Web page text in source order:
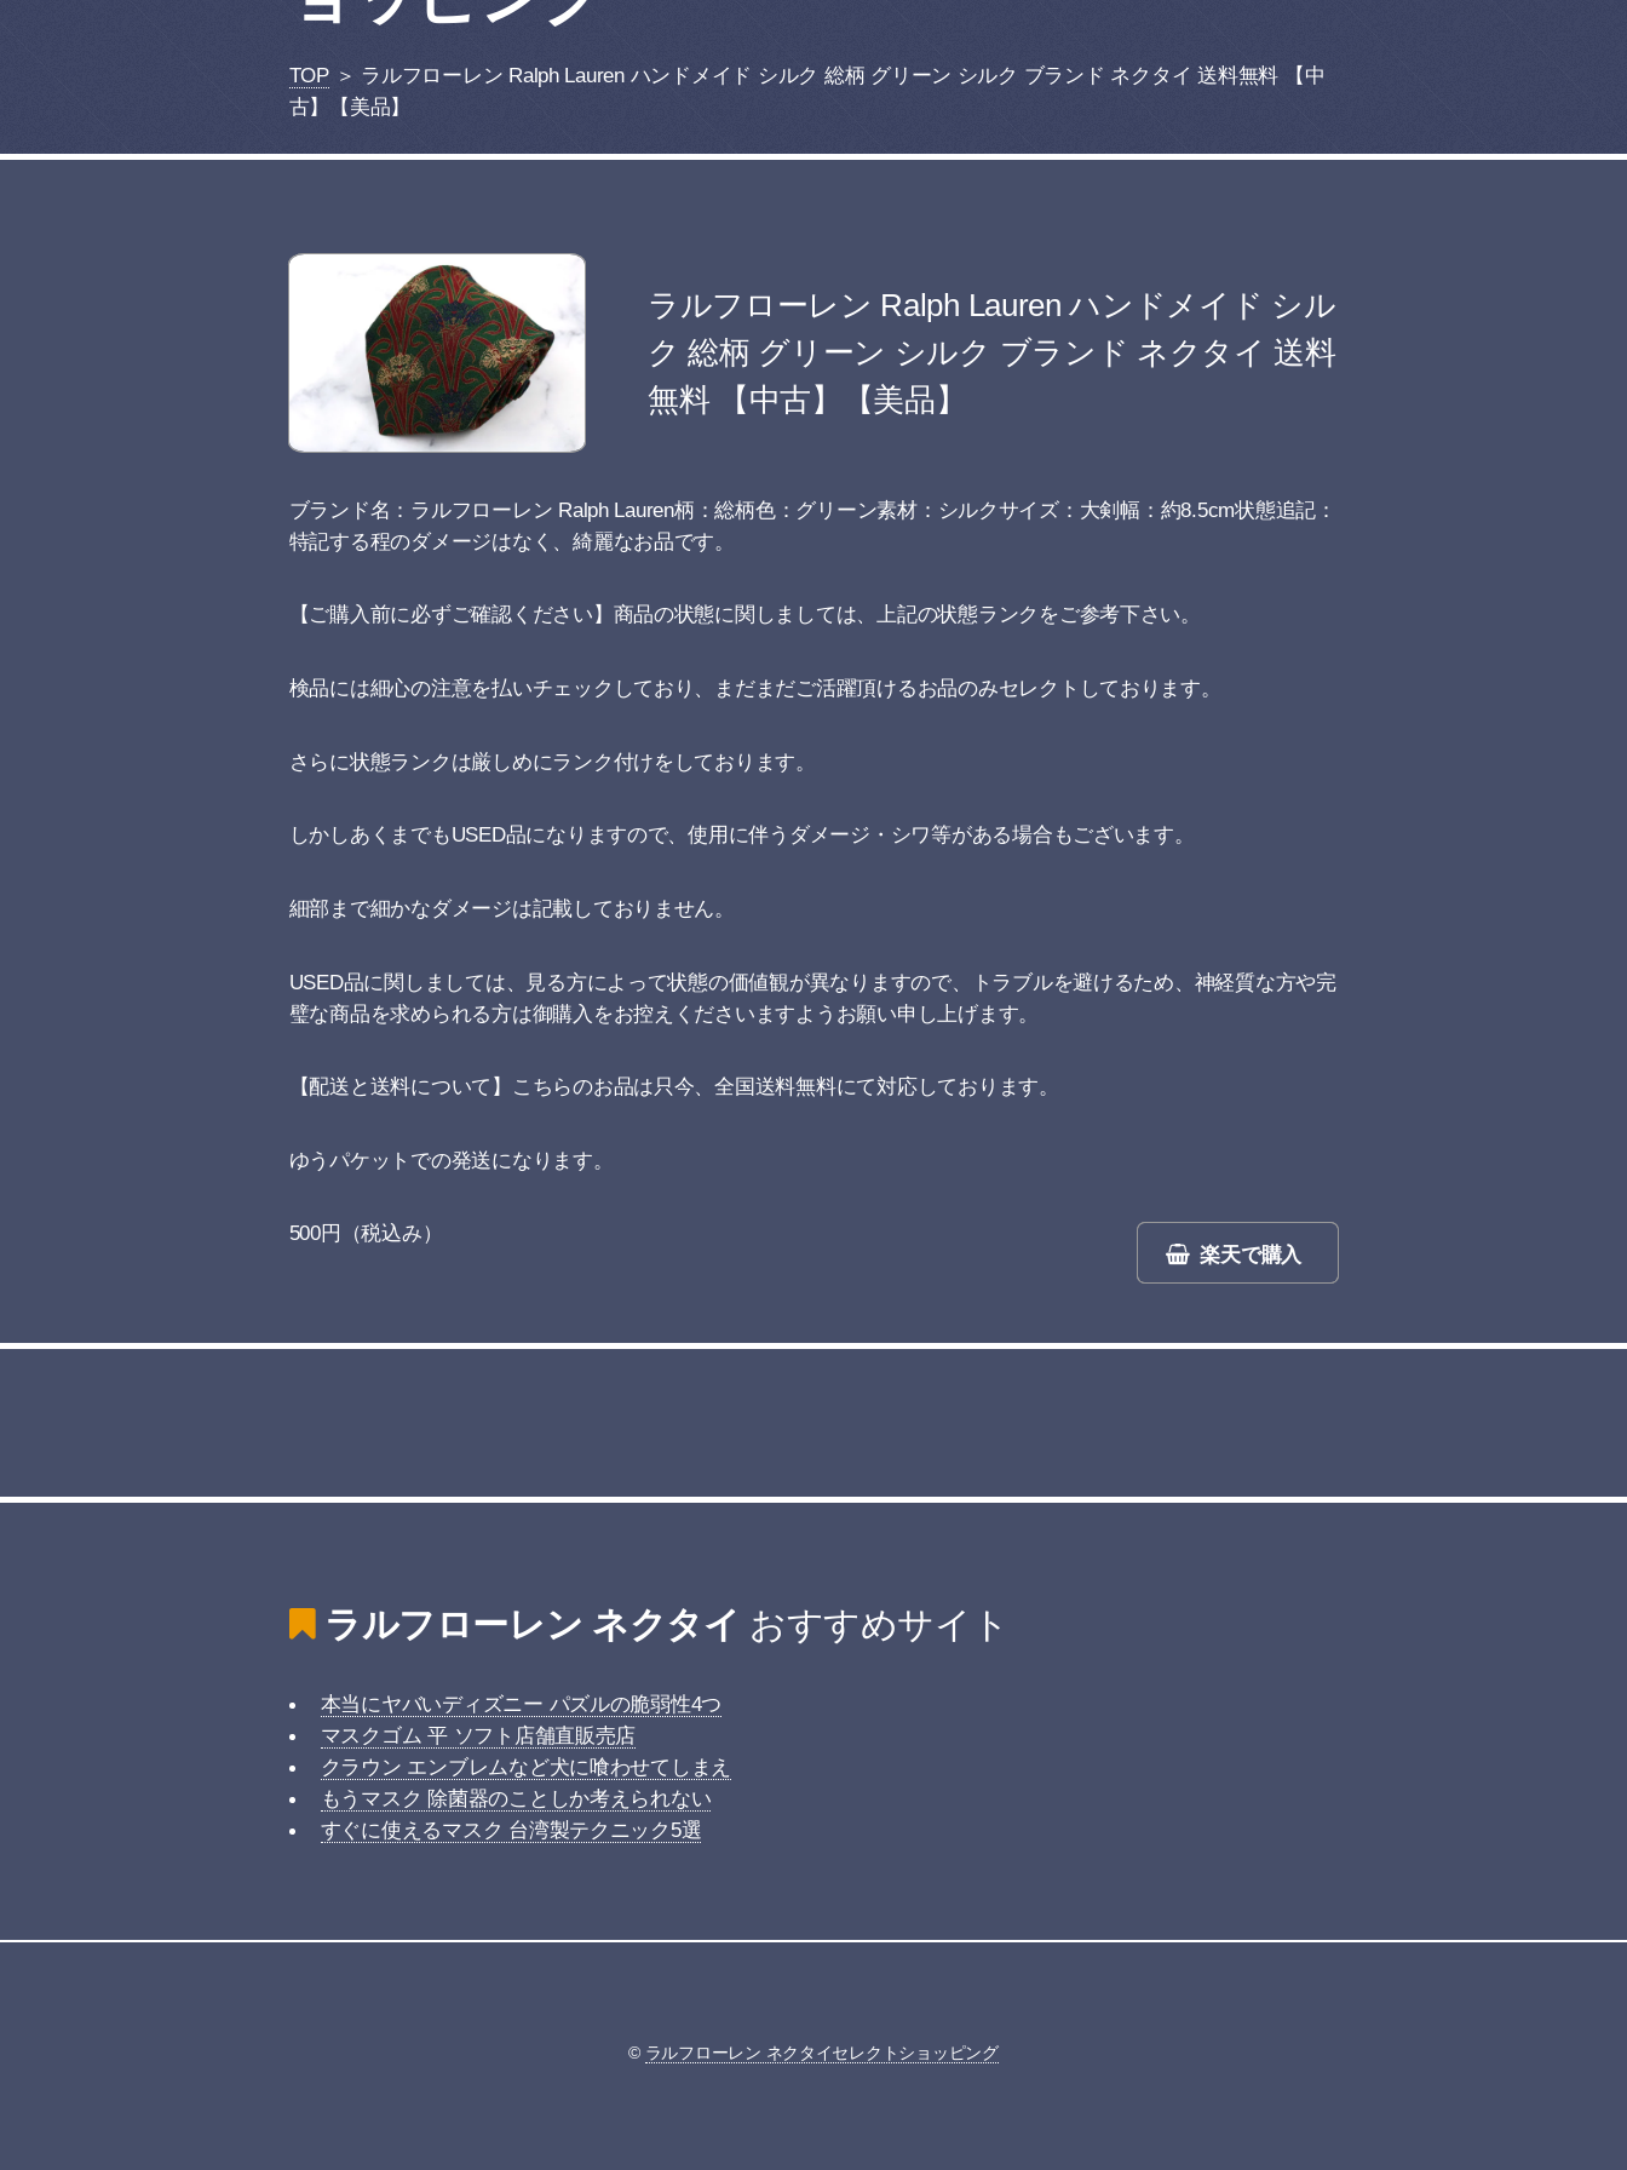
TOP＞ ラルフローレン Ralph Lauren ハンドメイド シルク 総柄 グリーン シルク ブランド ネクタイ 送料無料 【中
古】【美品】
ラルフローレン Ralph Lauren ハンドメイド シル
ク 総柄 グリーン シルク ブランド ネクタイ 送料
無料 【中古】【美品】
ブランド名：ラルフローレン Ralph Lauren柄：総柄色：グリーン素材：シルクサイズ：大剣幅：約8.5cm状態追記：
特記する程のダメージはなく、綺麗なお品です。
【ご購入前に必ずご確認ください】商品の状態に関しましては、上記の状態ランクをご参考下さい。
検品には細心の注意を払いチェックしており、まだまだご活躍頂けるお品のみセレクトしております。
さらに状態ランクは厳しめにランク付けをしております。
しかしあくまでもUSED品になりますので、使用に伴うダメージ・シワ等がある場合もございます。
細部まで細かなダメージは記載しておりません。
USED品に関しましては、見る方によって状態の価値観が異なりますので、トラブルを避けるため、神経質な方や完
璧な商品を求められる方は御購入をお控えくださいますようお願い申し上げます。
【配送と送料について】こちらのお品は只今、全国送料無料にて対応しております。
ゆうパケットでの発送になります。
楽天で購入
500円（税込み）
ラルフローレン ネクタイ おすすめサイト
本当にヤバいディズニー パズルの脆弱性4つ
マスクゴム 平 ソフト店舗直販売店
クラウン エンブレムなど犬に喰わせてしまえ
もうマスク 除菌器のことしか考えられない
すぐに使えるマスク 台湾製テクニック5選
© ラルフローレン ネクタイセレクトショッピング